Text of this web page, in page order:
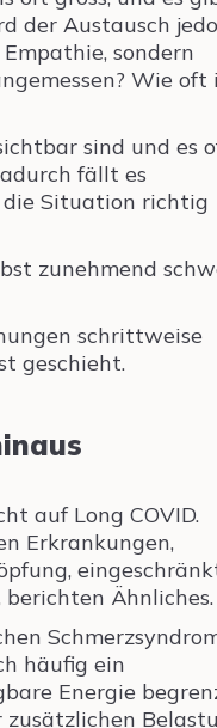
der Austausch
sondern
Wie oft
sind und es
fällt es
die Situation richtig
zunehmend
schrittweise
geschieht.
auf Long COVID.
Erkrankungen,
Ähnliches.
häufig ein
Energie